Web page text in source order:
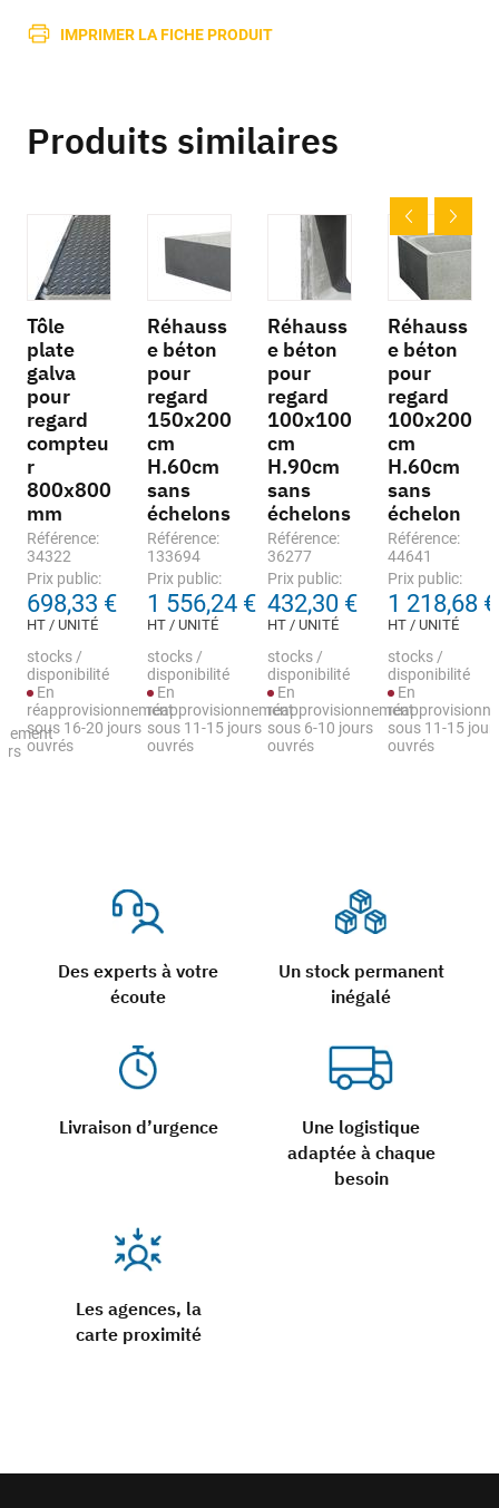
IMPRIMER LA FICHE PRODUIT
Des experts à votre
écoute
Un stock permanent
inégalé
Livraison d’urgence
Une logistique
adaptée à chaque
besoin
Les agences, la
carte proximité
Produits similaires
Tôle
plate
galva
pour
regard
compteu
r
800x800
mm
Référence:
34322
Prix public:
698,33 €
HT / UNITÉ
stocks /
disponibilité
En
réapprovisionnement
sous 16-20 jours
ouvrés
Réhauss
e béton
pour
regard
150x200
cm
H.60cm
sans
échelons
Référence:
133694
Prix public:
1 556,24 €
HT / UNITÉ
stocks /
disponibilité
En
réapprovisionnement
sous 11-15 jours
ouvrés
Réhauss
e béton
pour
regard
100x100
cm
H.90cm
sans
échelons
Référence:
36277
Prix public:
432,30 €
HT / UNITÉ
stocks /
disponibilité
En
réapprovisionnement
sous 6-10 jours
ouvrés
Réhauss
e béton
pour
regard
100x200
cm
H.60cm
sans
échelon
Référence:
44641
Prix public:
1 218,68 €
HT / UNITÉ
stocks /
disponibilité
En
sous 11-15
ouvrés